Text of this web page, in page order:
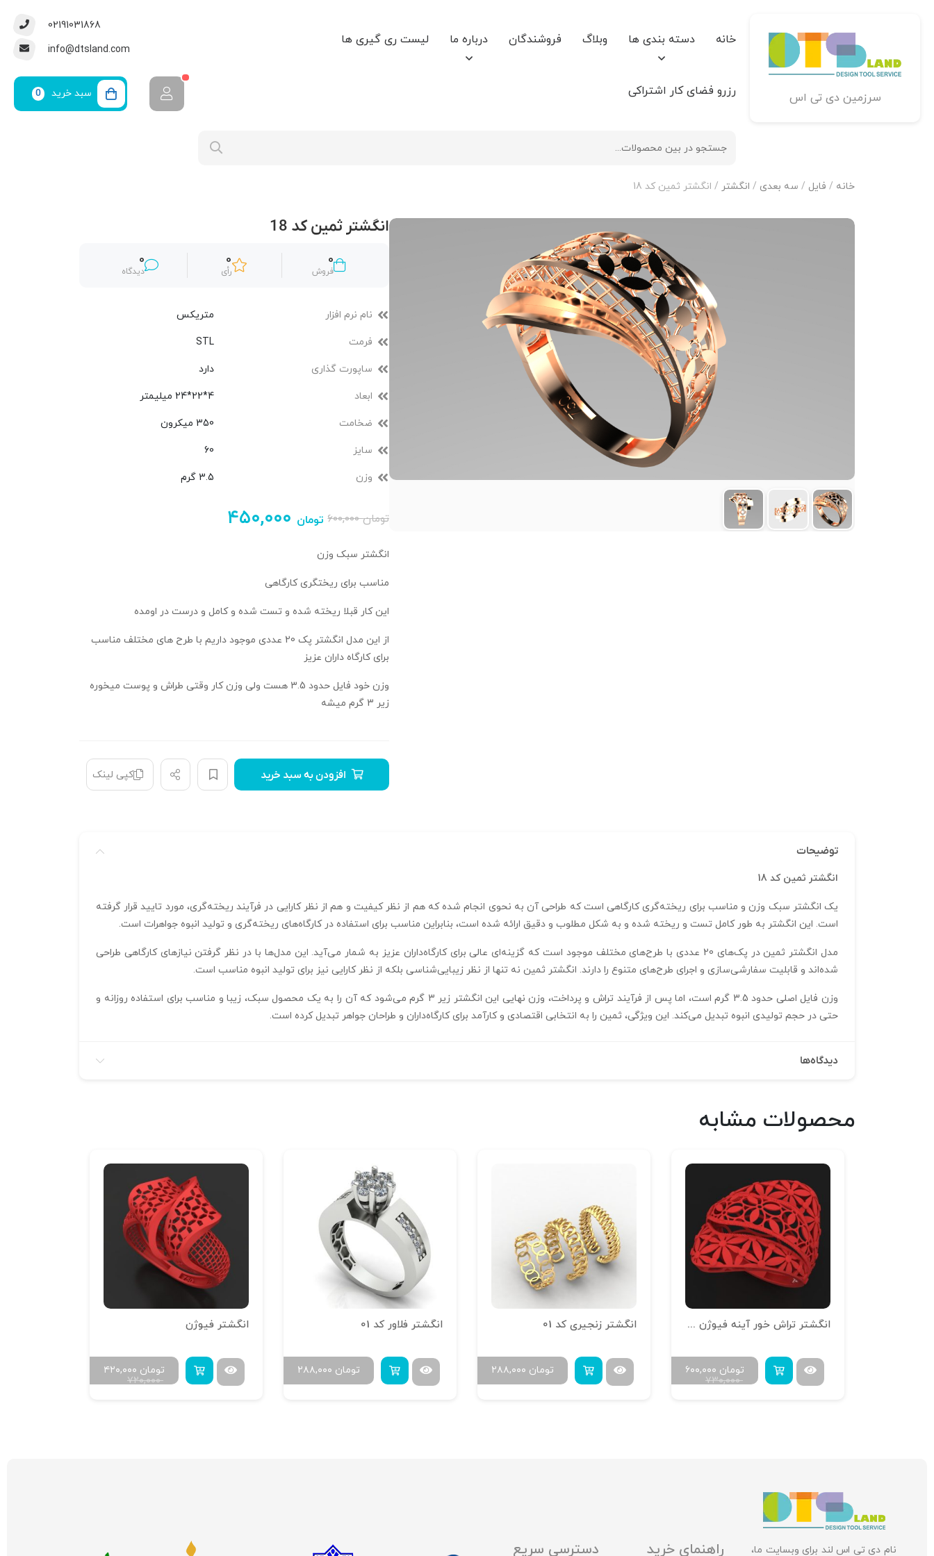
سرزمین دی تی اس
خانه دسته بندی ها وبلاگ فروشندگان درباره ما لیست ری گیری ها
رزرو فضای کار اشتراکی
02191031868
info@dtsland.com
سبد خرید 0
خانه / فایل / سه بعدی / انگشتر / انگشتر ثمین کد 18
انگشتر ثمین کد 18
0
فروش
0
رأی
0
دیدگاه
نام نرم افزار متریکس
فرمت STL
ساپورت گذاری دارد
ابعاد 4*22*24 میلیمتر
ضخامت 350 میکرون
سایز 60
وزن 3.5 گرم
۶۰۰,۰۰۰تومان ۴۵۰,۰۰۰ تومان
انگشتر سبک وزن
مناسب برای ریختگری کارگاهی
این کار قبلا ریخته شده و تست شده و کامل و درست در اومده
از این مدل انگشتر پک 20 عددی موجود داریم با طرح های مختلف مناسب
برای کارگاه داران عزیز
وزن خود فایل حدود 3.5 هست ولی وزن کار وقتی طراش و پوست میخوره
زیر 3 گرم میشه
افزودن به سبد خرید کپی لینک
توضیحات
انگشتر ثمین کد 18
یک انگشتر سبک وزن و مناسب برای ریخته‌گری کارگاهی است که طراحی آن به نحوی انجام شده که هم از نظر کیفیت و هم از نظر کارایی در فرآیند ریخته‌گری، مورد تایید قرار گرفته
است. این انگشتر به طور کامل تست و ریخته شده و به شکل مطلوب و دقیق ارائه شده است، بنابراین مناسب برای استفاده در کارگاه‌های ریخته‌گری و تولید انبوه جواهرات است.
مدل انگشتر ثمین در پک‌های 20 عددی با طرح‌های مختلف موجود است که گزینه‌ای عالی برای کارگاه‌داران عزیز به شمار می‌آید. این مدل‌ها با در نظر گرفتن نیازهای کارگاهی طراحی
شده‌اند و قابلیت سفارشی‌سازی و اجرای طرح‌های متنوع را دارند. انگشتر ثمین نه تنها از نظر زیبایی‌شناسی بلکه از نظر کارایی نیز برای تولید انبوه مناسب است.
وزن فایل اصلی حدود 3.5 گرم است، اما پس از فرآیند تراش و پرداخت، وزن نهایی این انگشتر زیر 3 گرم می‌شود که آن را به یک محصول سبک، زیبا و مناسب برای استفاده روزانه و
حتی در حجم تولیدی انبوه تبدیل می‌کند. این ویژگی، ثمین را به انتخابی اقتصادی و کارآمد برای کارگاه‌داران و طراحان جواهر تبدیل کرده است.
دیدگاه‌ها
محصولات مشابه
انگشتر تراش خور آینه فیوژن R-T-14
۷۳۰,۰۰۰
۶۰۰,۰۰۰ تومان
انگشتر زنجیری کد 01
۲۸۸,۰۰۰ تومان
انگشتر فلاور کد 01
۲۸۸,۰۰۰ تومان
انگشتر فیوژن
۷۲۰,۰۰۰
۴۲۰,۰۰۰ تومان
نام دی تی اس لند برای وبسایت ما، راهنمای خرید دسترسی سریع